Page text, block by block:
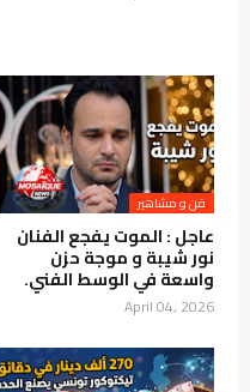
فن و مشاهير
عاجل : الموت يفجع الفنان
نور شيبة و موجة حزن
واسعة في الوسط الفني.
April 04, 2026